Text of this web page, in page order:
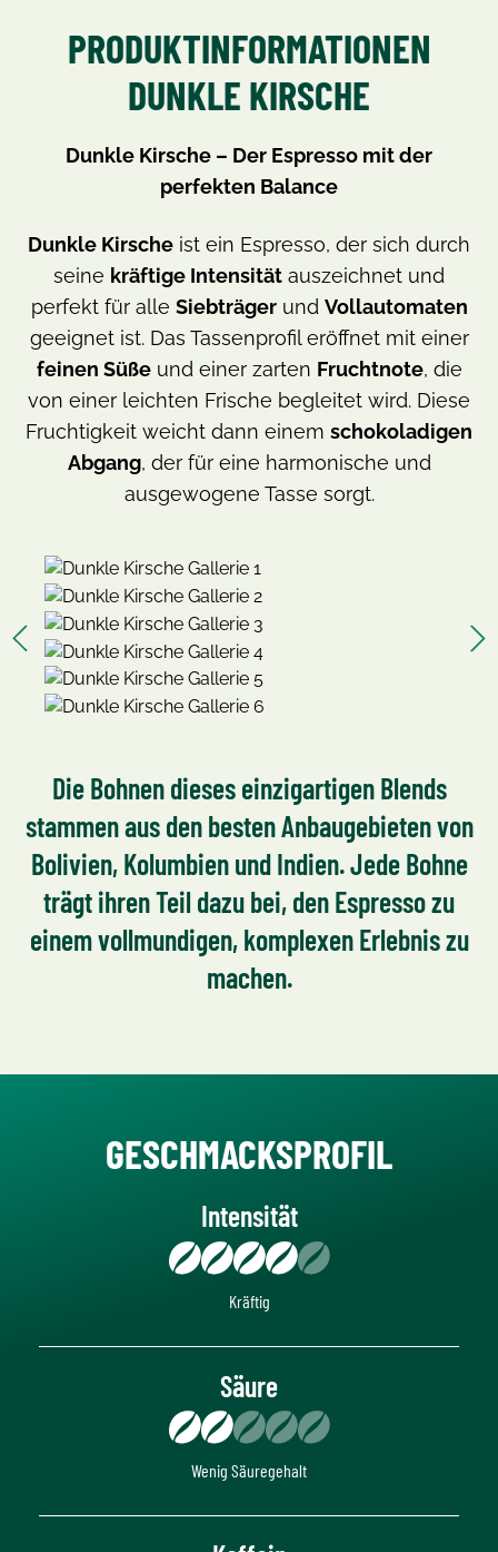
PRODUKTINFORMATIONEN
DUNKLE KIRSCHE
Dunkle Kirsche – Der Espresso mit der
perfekten Balance
Dunkle Kirsche ist ein Espresso, der sich durch
seine kräftige Intensität auszeichnet und
perfekt für alle Siebträgerund Vollautomaten
geeignet ist. Das Tassenprofil eröffnet mit einer
feinen Süßeund einer zarten Fruchtnote, die
von einer leichten Frische begleitet wird. Diese
Fruchtigkeit weicht dann einem schokoladigen
Abgang, der für eine harmonische und
ausgewogene Tasse sorgt.
Die Bohnen dieses einzigartigen Blends
stammen aus den besten Anbaugebieten von
Bolivien, Kolumbien und Indien. Jede Bohne
trägt ihren Teil dazu bei, den Espresso zu
einem vollmundigen, komplexen Erlebnis zu
machen.
GESCHMACKSPROFIL
Intensität
Kräftig
Säure
Wenig Säuregehalt